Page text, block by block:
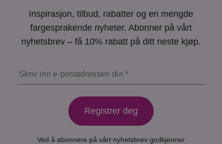
Inspirasjon, tilbud, rabatter og en mengde
fargesprakende nyheter. Abonner på vårt
nyhetsbrev – få 10% rabatt på ditt neste kjøp.
Skriv inn e-postadressen din
Registrer deg
Ved å abonnere på vårt nyhetsbrev godkjenner